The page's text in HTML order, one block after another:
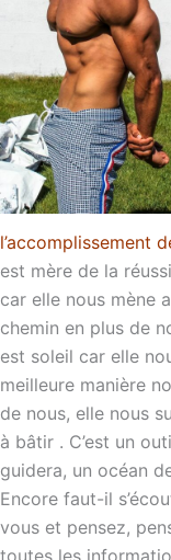
l’accomplissement
est mère de la
car elle nous mène
chemin en plus de
est soleil car elle
meilleure manière
de nous, elle nous
à bâtir . C’est un
guidera, un océan
Encore faut-il
vous et pensez,
toutes les